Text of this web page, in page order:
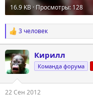
16.9 KB · Просмотры: 128
Р
е
а
к
ц
и
и
:
3 человек
Кирилл
Команда форума
22 Сен 2012